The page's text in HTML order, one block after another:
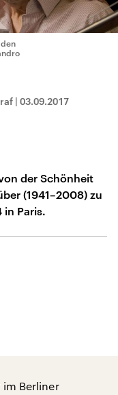
| 03.09.2017
der Schönheit
(1941–2008) zu
in Paris.
im Berliner